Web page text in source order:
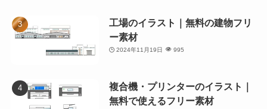
工場のイラスト｜無料の建物フリ
ー素材
2024年11月19日 995
複合機・プリンターのイラスト｜
無料で使えるフリー素材